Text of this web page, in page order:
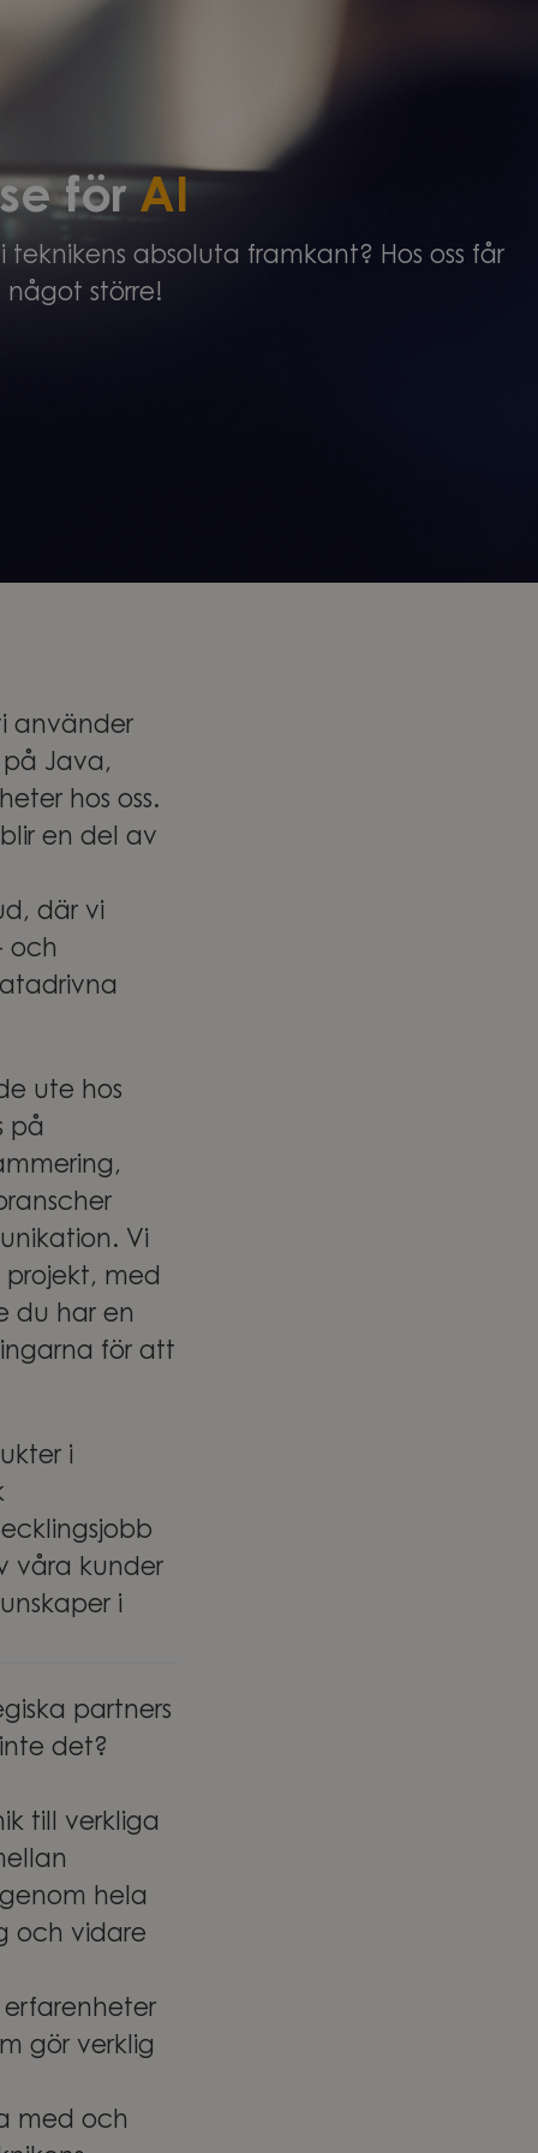
förAI
absoluta framkant? Hos oss får
större!
använder
på Java,
hos oss.
en del av
där vi
och
ute hos
på
Vi
med
du har en
för att
i
våra kunder
i
partners
det?
till verkliga
hela
och vidare
erfarenheter
gör verklig
med och